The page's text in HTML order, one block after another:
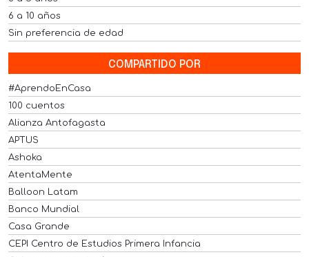
6 a 10 años
Sin preferencia de edad
COMPARTIDO POR
#AprendoEnCasa
100 cuentos
Alianza Antofagasta
APTUS
Ashoka
AtentaMente
Balloon Latam
Banco Mundial
Casa Grande
CEPI Centro de Estudios Primera Infancia